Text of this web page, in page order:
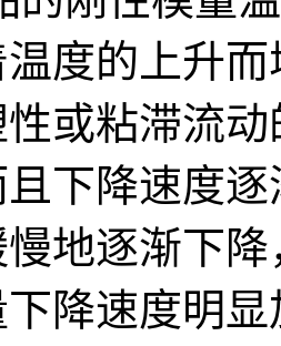
度的上升
或粘滞流
下降速度
慢地逐渐下
降速度明